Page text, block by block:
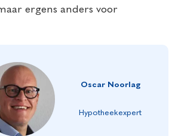
ergens anders voor
Oscar Noorlag
Hypotheekexpert